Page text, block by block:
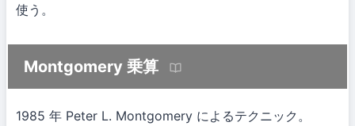
使う。
Montgomery 乗算
1985 年 Peter L. Montgomery によるテクニック。